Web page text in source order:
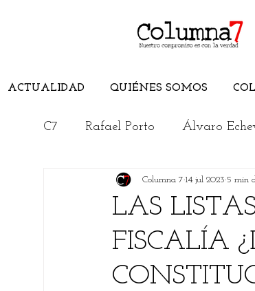
ACTUALIDAD QUIÉNES SOMOS
C7 Rafael Porto Álvaro
Edwuin Agudelo Edimer
Jorge Elías Caro Cristian
LAS
FISCALÍA
Columna 7 14 jul 2023 5 min